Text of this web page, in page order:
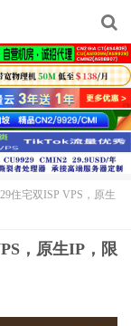
住宅双ISP VPS，原生
，原生IP，限